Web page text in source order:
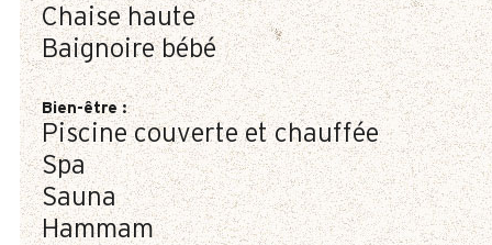
Chaise haute
Baignoire bébé
Bien-être:
Piscine couverte et chauffée
Spa
Sauna
Hammam